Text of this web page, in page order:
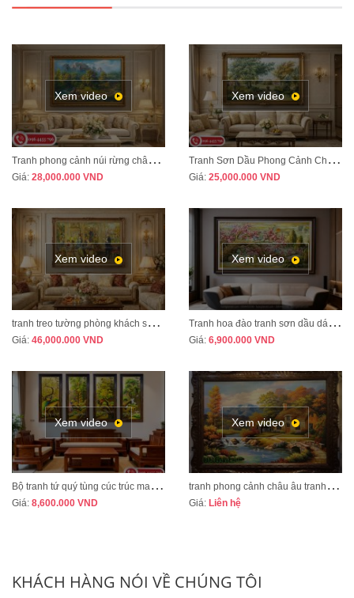
Xem video
T
ranh phong cảnh núi rừng châu Âu treo phòng khách tân cổ điển sang trọng MÃ CD03
Giá: 28,000.000 VND
Xem video
T
ranh Sơn Dầu Phong Cảnh Châu Âu Treo Phòng Khách – Sang Trọng, Đẳng Cấp MÃ CD04
Giá: 25,000.000 VND
Xem video
t
ranh treo tường phòng khách sang trọng phong cách tân cổ điển mã CD02
Giá: 46,000.000 VND
Xem video
T
ranh hoa đào tranh sơn dầu dát vàng vẽ thủ công MÃ HD07
Giá: 6,900.000 VND
Xem video
B
ộ tranh tứ quý tùng cúc trúc mai tranh bốn mùa xuân hạ thu đông mã TQ13A
Giá: 8,600.000 VND
Xem video
t
ranh phong cảnh châu âu tranh sơn dầu cao cấp mã CA01
Giá: Liên hệ
KHÁCH HÀNG NÓI VỀ CHÚNG TÔI